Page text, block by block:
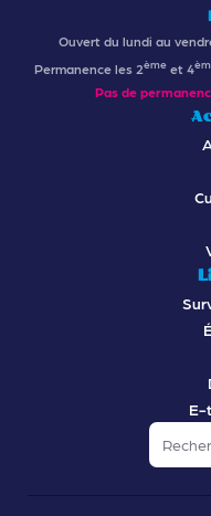
Ouvert du lundi au
Permanence les 2èmeet 4
Pas de
E-